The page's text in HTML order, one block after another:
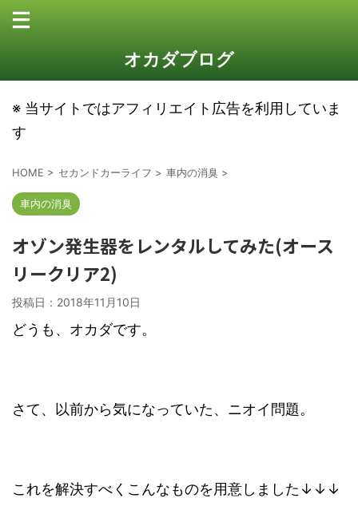
オカダブログ
※ 当サイトではアフィリエイト広告を利用していま
す
HOME > セカンドカーライフ > 車内の消臭 >
車内の消臭
オゾン発生器をレンタルしてみた(オース
リークリア2)
投稿日： 2018年11月10日
どうも、オカダです。
さて、以前から気になっていた、ニオイ問題。
これを解決すべくこんなものを用意しました↓↓↓